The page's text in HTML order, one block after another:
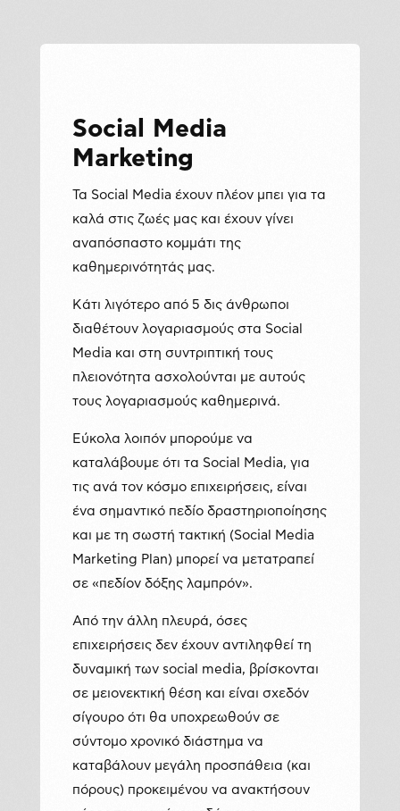
Social Media
Marketing
Τα Social Media έχουν πλέον μπει για τα
καλά στις ζωές μας και έχουν γίνει
αναπόσπαστο κομμάτι της
καθημερινότητάς μας.
Κάτι λιγότερο από 5 δις άνθρωποι
διαθέτουν λογαριασμούς στα Social
Media και στη συντριπτική τους
πλειονότητα ασχολούνται με αυτούς
τους λογαριασμούς καθημερινά.
Εύκολα λοιπόν μπορούμε να
καταλάβουμε ότι τα Social Media, για
τις ανά τον κόσμο επιχειρήσεις, είναι
ένα σημαντικό πεδίο δραστηριοποίησης
και με τη σωστή τακτική (Social Media
Marketing Plan) μπορεί να μετατραπεί
σε «πεδίον δόξης λαμπρόν».
Από την άλλη πλευρά, όσες
επιχειρήσεις δεν έχουν αντιληφθεί τη
δυναμική των social media, βρίσκονται
σε μειονεκτική θέση και είναι σχεδόν
σίγουρο ότι θα υποχρεωθούν σε
σύντομο χρονικό διάστημα να
καταβάλουν μεγάλη προσπάθεια (και
πόρους) προκειμένου να ανακτήσουν